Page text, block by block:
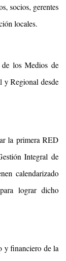
socios, gerentes
locales.
los Medios de
y Regional desde
la primera RED
Integral de
calendarizado
lograr dicho
y financiero de la